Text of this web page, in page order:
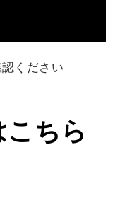
ください
ちら